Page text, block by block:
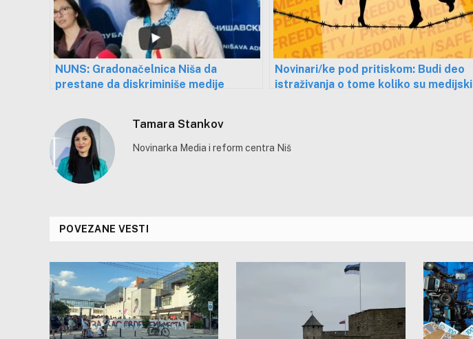
NUNS: Gradonačelnica Niša da
prestane da diskriminiše medije
Novinari/ke pod pritiskom: Budi deo
istraživanja o tome koliko su medijski
Tamara Stankov
Novinarka Media i reform centra Niš
POVEZANE VESTI